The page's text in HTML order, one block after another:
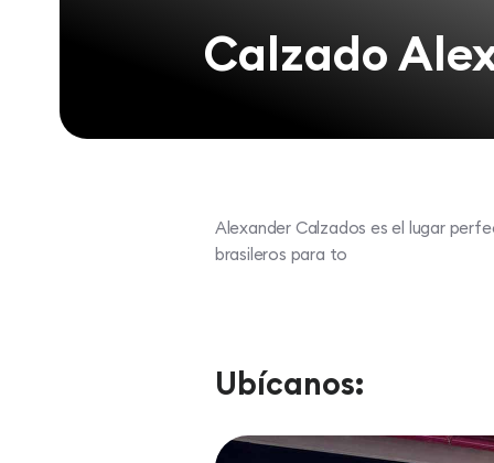
Calzado
Alexander Calzados es el lugar
brasileros para to
Ubícanos: